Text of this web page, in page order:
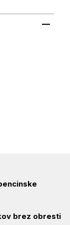
brez obresti